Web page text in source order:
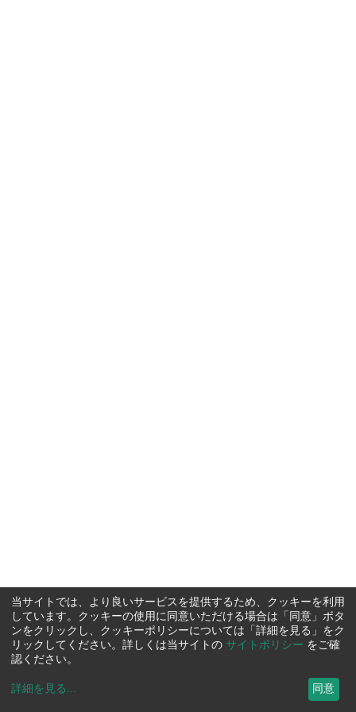
当サイトでは、より良いサービスを提供するため、クッキーを利用
しています。クッキーの使用に同意いただける場合は「同意」ボタ
ンをクリックし、クッキーポリシーについては「詳細を見る」をク
リックしてください。詳しくは当サイトの サイトポリシー をご確
認ください。
詳細を見る ... 同意